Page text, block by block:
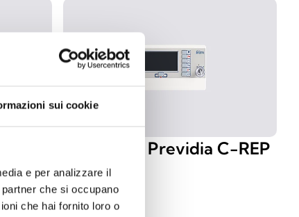
sui cookie
e per analizzare il
che si occupano
che hai fornito loro o
Répéteur Previdia C-REP